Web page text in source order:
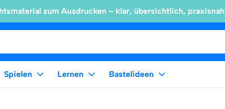
zum Ausdrucken – klar, übersichtlich, praxisnah
Spielen Lernen Bastelideen